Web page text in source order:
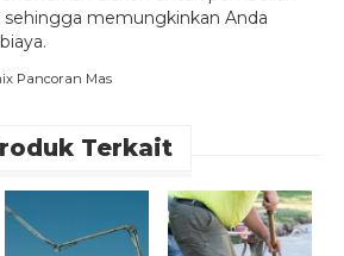
sehingga memungkinkan Anda
Pancoran Mas
Terkait